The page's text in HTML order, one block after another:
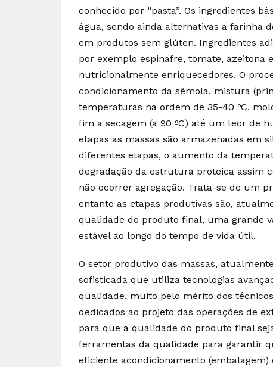
conhecido por “pasta”. Os ingredientes
água, sendo ainda alternativas a farinha
em produtos sem glúten. Ingredientes
por exemplo espinafre, tomate, azeitona
nutricionalmente enriquecedores. O
condicionamento da sêmola, mistura
temperaturas na ordem de 35-40 ºC,
fim a secagem (a 90 ºC) até um teor de
etapas as massas são armazenadas em
diferentes etapas, o aumento da
degradação da estrutura proteica assim
não ocorrer agregação. Trata-se de um
entanto as etapas produtivas são,
qualidade do produto final, uma grande
estável ao longo do tempo de vida útil.
O setor produtivo das massas,
sofisticada que utiliza tecnologias
qualidade, muito pelo mérito dos
dedicados ao projeto das operações de
para que a qualidade do produto final
ferramentas da qualidade para garantir
eficiente acondicionamento